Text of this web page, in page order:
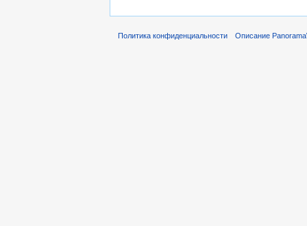
Политика конфиденциальности Описание